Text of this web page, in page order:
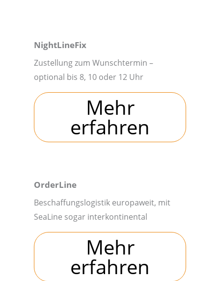
NightLineFix
Zustellung zum Wunschtermin –
optional bis 8, 10 oder 12 Uhr
Mehr
erfahren
OrderLine
Beschaffungslogistik europaweit, mit
SeaLine sogar interkontinental
Mehr
erfahren